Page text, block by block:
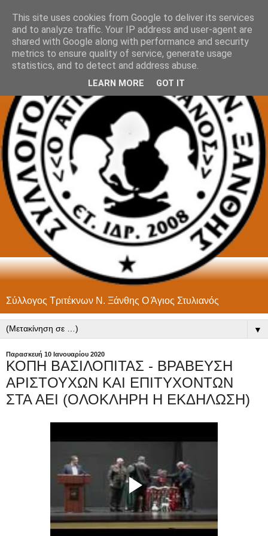
Σύλλογος Τριτέκνων Ν. Ξάνθης Ο Άγιος Στυλιανός
▼
Παρασκευή 10 Ιανουαρίου 2020
ΚΟΠΗ ΒΑΣΙΛΟΠΙΤΑΣ - ΒΡΑΒΕΥΣΗ
ΑΡΙΣΤΟΥΧΩΝ ΚΑΙ ΕΠΙΤΥΧΟΝΤΩΝ
ΣΤΑ ΑΕΙ (ΟΛΟΚΛΗΡΗ Η ΕΚΔΗΛΩΣΗ)
This site uses cookies from Google to deliver its services
and to analyze traffic. Your IP address and user-agent are
shared with Google along with performance and security
metrics to ensure quality of service, generate usage
statistics, and to detect and address abuse.
LEARN MORE GOT IT